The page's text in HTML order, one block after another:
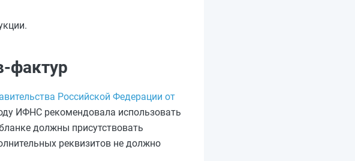
фактур
Российской Федерации от
ИФНС рекомендовала использовать
должны присутствовать
реквизитов не должно